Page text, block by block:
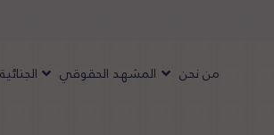
من نحن المشهد الحقوقي